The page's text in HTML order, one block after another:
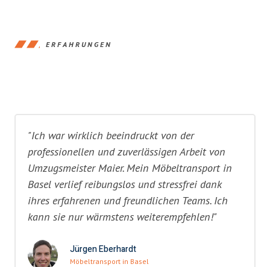
ERFAHRUNGEN
"Ich war wirklich beeindruckt von der
professionellen und zuverlässigen Arbeit von
Umzugsmeister Maier. Mein Möbeltransport in
Basel verlief reibungslos und stressfrei dank
ihres erfahrenen und freundlichen Teams. Ich
kann sie nur wärmstens weiterempfehlen!"
Jürgen Eberhardt
Möbeltransport in Basel